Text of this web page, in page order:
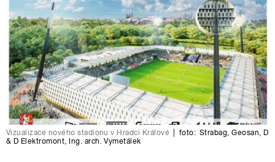
Vizualizace nového stadionu v Hradci Králové foto: Strabag,Geosan,D
& D Elektromont,Ing. arch. Vymetálek